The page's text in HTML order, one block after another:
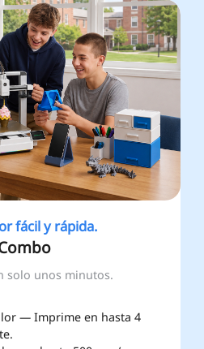
fácil y rápida.
solo unos minutos.
— Imprime en hasta 4